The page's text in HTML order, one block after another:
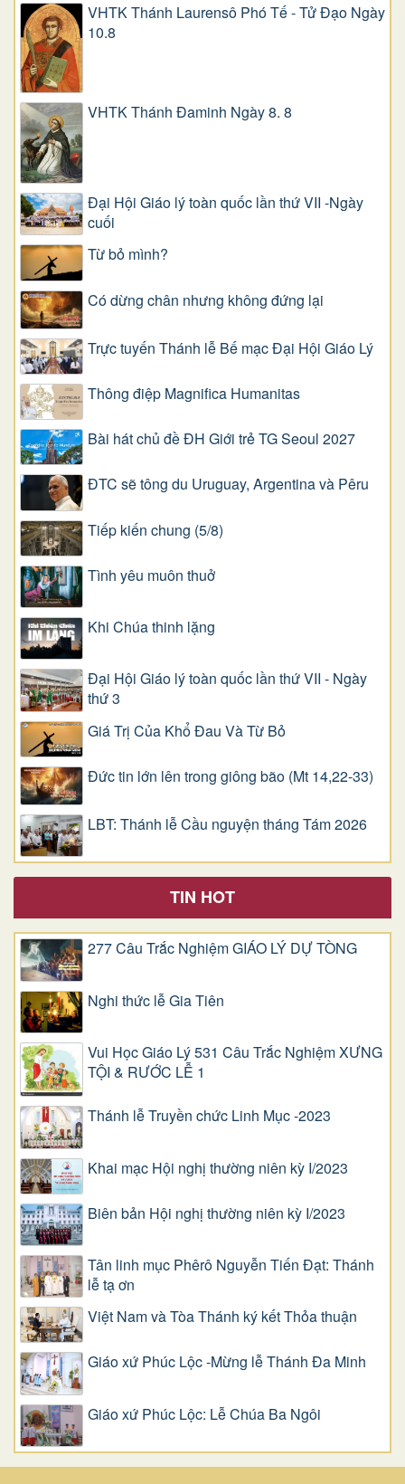
VHTK Thánh Laurensô Phó Tế - Tử Đạo Ngày
10.8
VHTK Thánh Đaminh Ngày 8. 8
Đại Hội Giáo lý toàn quốc lần thứ VII -Ngày
cuối
Từ bỏ mình?
Có dừng chân nhưng không đứng lại
Trực tuyến Thánh lễ Bế mạc Đại Hội Giáo Lý
Thông điệp Magnifica Humanitas
Bài hát chủ đề ĐH Giới trẻ TG Seoul 2027
ĐTC sẽ tông du Uruguay, Argentina và Pêru
Tiếp kiến chung (5/8)
Tình yêu muôn thuở
Khi Chúa thinh lặng
Đại Hội Giáo lý toàn quốc lần thứ VII - Ngày
thứ 3
Giá Trị Của Khổ Ðau Và Từ Bỏ
Đức tin lớn lên trong giông bão (Mt 14,22-33)
LBT: Thánh lễ Cầu nguyện tháng Tám 2026
TIN HOT
277 Câu Trắc Nghiệm GIÁO LÝ DỰ TÒNG
Nghi thức lễ Gia Tiên
Vui Học Giáo Lý 531 Câu Trắc Nghiệm XƯNG
TỘI & RƯỚC LỄ 1
Thánh lễ Truyền chức Linh Mục -2023
Khai mạc Hội nghị thường niên kỳ I/2023
Biên bản Hội nghị thường niên kỳ I/2023
Tân linh mục Phêrô Nguyễn Tiến Đạt: Thánh
lễ tạ ơn
Việt Nam và Tòa Thánh ký kết Thỏa thuận
Giáo xứ Phúc Lộc -Mừng lễ Thánh Đa Minh
Giáo xứ Phúc Lộc: Lễ Chúa Ba Ngôi